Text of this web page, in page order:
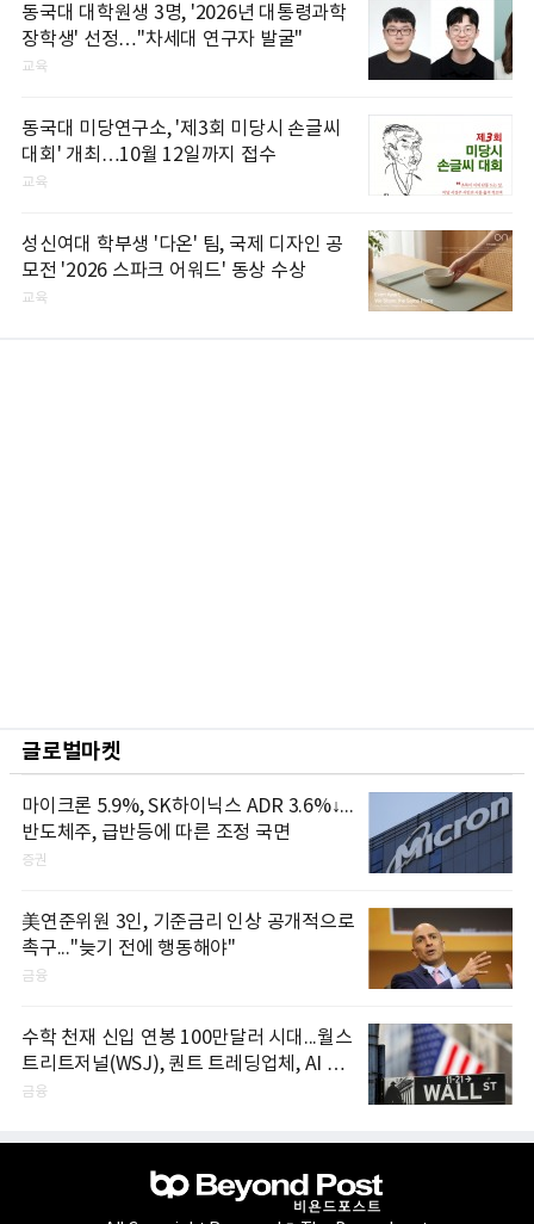
동국대 대학원생 3명, '2026년 대통령과학
장학생' 선정…"차세대 연구자 발굴"
교육
동국대 미당연구소, '제3회 미당시 손글씨
대회' 개최…10월 12일까지 접수
교육
성신여대 학부생 '다온' 팀, 국제 디자인 공
모전 '2026 스파크 어워드' 동상 수상
교육
글로벌마켓
마이크론 5.9%, SK하이닉스 ADR 3.6%↓...
반도체주, 급반등에 따른 조정 국면
증권
美연준위원 3인, 기준금리 인상 공개적으로
촉구..."늦기 전에 행동해야"
금융
수학 천재 신입 연봉 100만달러 시대...월스
트리트저널(WSJ), 퀀트 트레딩업체, AI 기
업들 인재 확보 경쟁
금융